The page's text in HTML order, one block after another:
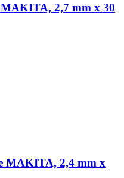
2,7 mm x 30
MAKITA, 2,4 mm x